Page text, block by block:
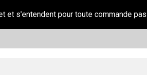
s'entendent pour toute commande